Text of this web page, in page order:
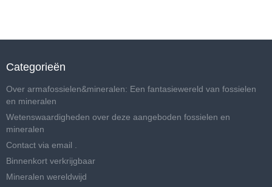
Categorieën
Over armafossielen&mineralen: Een fantasiewereld van fossielen
en mineralen
Wetenswaardigheden over deze aangeboden fossielen en
mineralen
Contact via email .
Binnenkort verkrijgbaar
Mineralen wereldwijd